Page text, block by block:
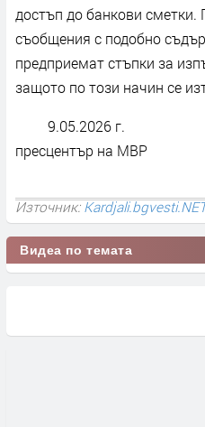
достъп до банкови сметки.
съобщения с подобно
предприемат стъпки за
защото по този начин се
9.05.2026 г.
пресцентър на МВР
Източник:
Видеа по темата